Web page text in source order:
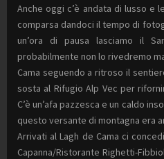
Anche oggi c’è andata di lusso e
comparsa dandoci il tempo di
un’ora di pausa lasciamo il
probabilmente non lo rivedremo
Cama seguendo a ritroso il
sosta al Rifugio Alp Vec per
C’è un’afa pazzesca e un caldo
questo versante di montagna era
Arrivati al Lagh de Cama ci
Capanna/Ristorante Righetti-